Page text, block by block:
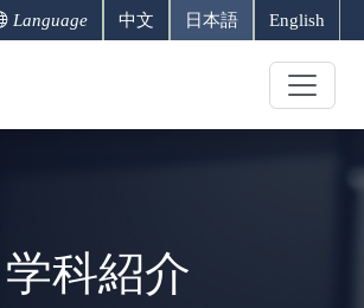
Language 中文 日本語 English
学科紹介